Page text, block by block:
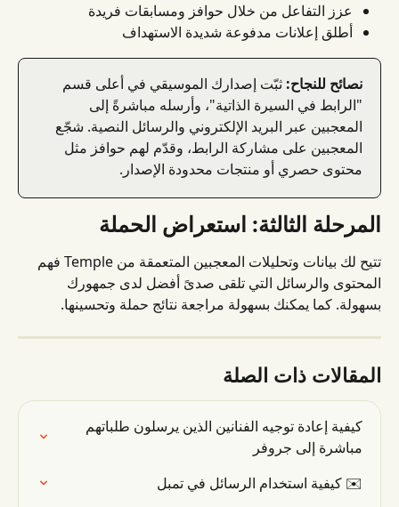
عزز التفاعل من خلال حوافز ومسابقات فريدة
أطلق إعلانات مدفوعة شديدة الاستهداف
نصائح للنجاح: ثبّت إصدارك الموسيقي في أعلى قسم
"الرابط في السيرة الذاتية"، وأرسله مباشرةً إلى
المعجبين عبر البريد الإلكتروني والرسائل النصية. شجّع
المعجبين على مشاركة الرابط، وقدّم لهم حوافز مثل
محتوى حصري أو منتجات محدودة الإصدار.
المرحلة الثالثة: استعراض الحملة
تتيح لك بيانات وتحليلات المعجبين المتعمقة من Temple فهم
المحتوى والرسائل التي تلقى صدىً أفضل لدى جمهورك
بسهولة. كما يمكنك بسهولة مراجعة نتائج حملة وتحسينها.
المقالات ذات الصلة
كيفية إعادة توجيه الفنانين الذين يرسلون طلباتهم
مباشرة إلى جروفر
✉️ كيفية استخدام الرسائل في تمبل